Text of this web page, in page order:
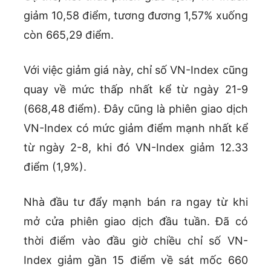
giảm 10,58 điểm, tương đương 1,57% xuống
còn 665,29 điểm.
Với việc giảm giá này, chỉ số VN-Index cũng
quay về mức thấp nhất kể từ ngày 21-9
(668,48 điểm). Đây cũng là phiên giao dịch
VN-Index có mức giảm điểm mạnh nhất kể
từ ngày 2-8, khi đó VN-Index giảm 12.33
điểm (1,9%).
Nhà đầu tư đẩy mạnh bán ra ngay từ khi
mở cửa phiên giao dịch đầu tuần. Đã có
thời điểm vào đầu giờ chiều chỉ số VN-
Index giảm gần 15 điểm về sát mốc 660